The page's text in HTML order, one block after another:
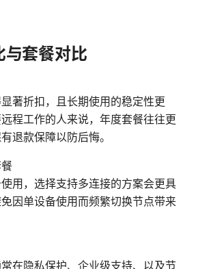
与套餐对比
著折扣，且长期使用的稳定性更
程工作的人来说，年度套餐往往更
退款保障以防后悔。
用，选择支持多连接的方案会更具
因单设备使用而频繁切换节点带来
在隐私保护、企业级支持、以及节